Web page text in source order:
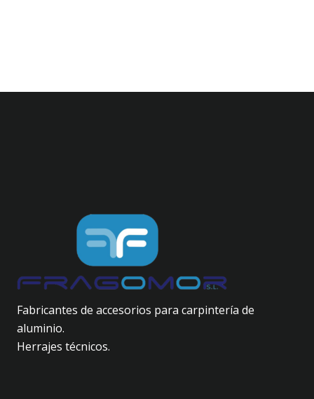
Fabricantes de accesorios para carpintería de
aluminio.
Herrajes técnicos.